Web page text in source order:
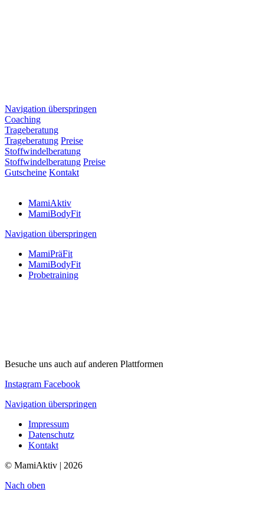
Navigation überspringen
Coaching
Trageberatung
Trageberatung Preise
Stoffwindelberatung
Stoffwindelberatung Preise
Gutscheine Kontakt
MamiAktiv
MamiBodyFit
Navigation überspringen
MamiPräFit
MamiBodyFit
Probetraining
Besuche uns auch auf anderen Plattformen
Instagram Facebook
Navigation überspringen
Impressum
Datenschutz
Kontakt
© MamiAktiv | 2026
Nach oben